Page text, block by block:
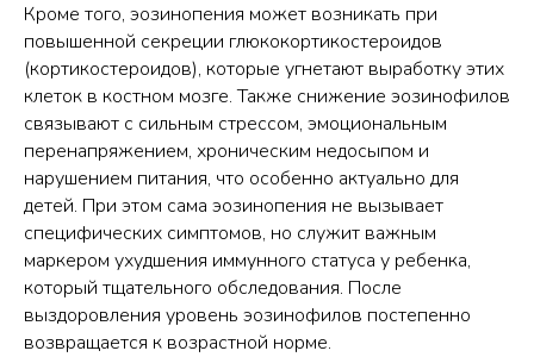
Кроме того, эозинопения может возникать при
повышенной секреции глюкокортикостероидов
(кортикостероидов), которые угнетают выработку этих
клеток в костном мозге. Также снижение эозинофилов
связывают с сильным стрессом, эмоциональным
перенапряжением, хроническим недосыпом и
нарушением питания, что особенно актуально для
детей. При этом сама эозинопения не вызывает
специфических симптомов, но служит важным
маркером ухудшения иммунного статуса у ребенка,
который тщательного обследования. После
выздоровления уровень эозинофилов постепенно
возвращается к возрастной норме.